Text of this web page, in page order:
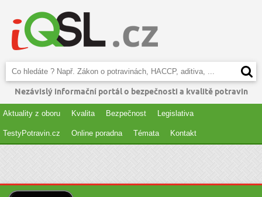
Nezávislý informační portál o bezpečnosti a kvalitě potravin
Aktuality z oboru Kvalita Bezpečnost Legislativa
TestyPotravin.cz Online poradna Témata Kontakt